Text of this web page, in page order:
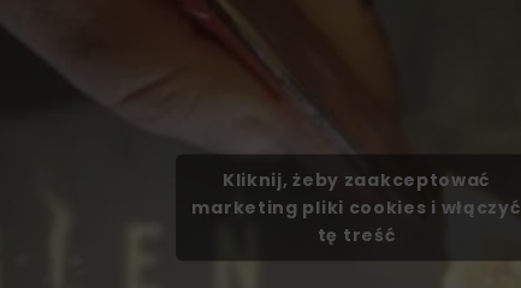
Kliknij, żeby zaakceptować
marketing pliki cookies i włączyć
tę treść